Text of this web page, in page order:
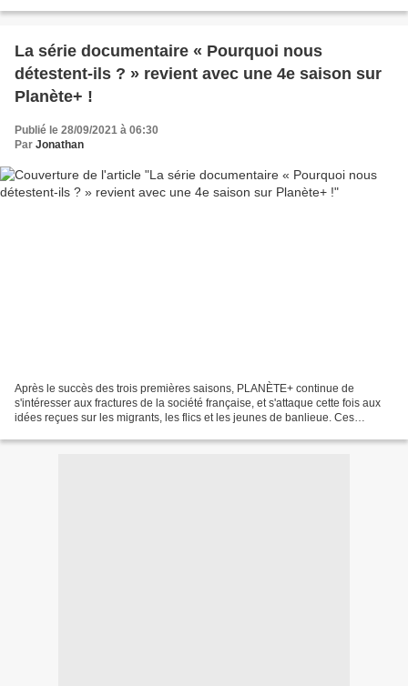
La série documentaire « Pourquoi nous
détestent-ils ? » revient avec une 4e saison sur
Planète+ !
Publié le 28/09/2021 à 06:30
Par Jonathan
Après le succès des trois premières saisons, PLANÈTE+ continue de
s'intéresser aux fractures de la société française, et s'attaque cette fois aux
idées reçues sur les migrants, les flics et les jeunes de banlieue. Ces